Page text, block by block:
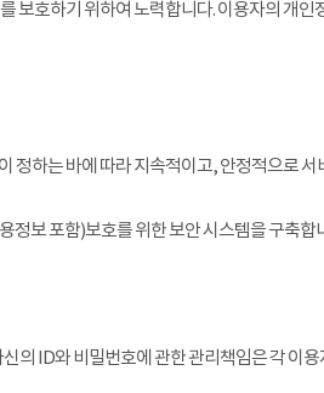
보호하기 위하여 노력합니다. 이용자의 개인
정하는 바에 따라 지속적이고, 안정적으로 서
보 포함)보호를 위한 보안 시스템을 구축합
ID와 비밀번호에 관한 관리책임은 각 이용